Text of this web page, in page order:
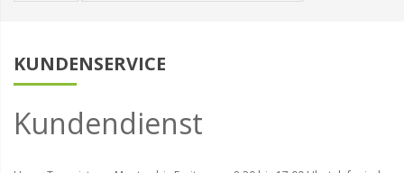
KUNDENSERVICE
Kundendienst